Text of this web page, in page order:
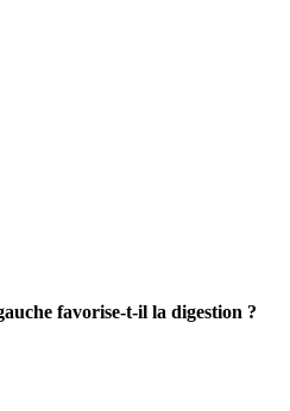
favorise-t-il la digestion ?